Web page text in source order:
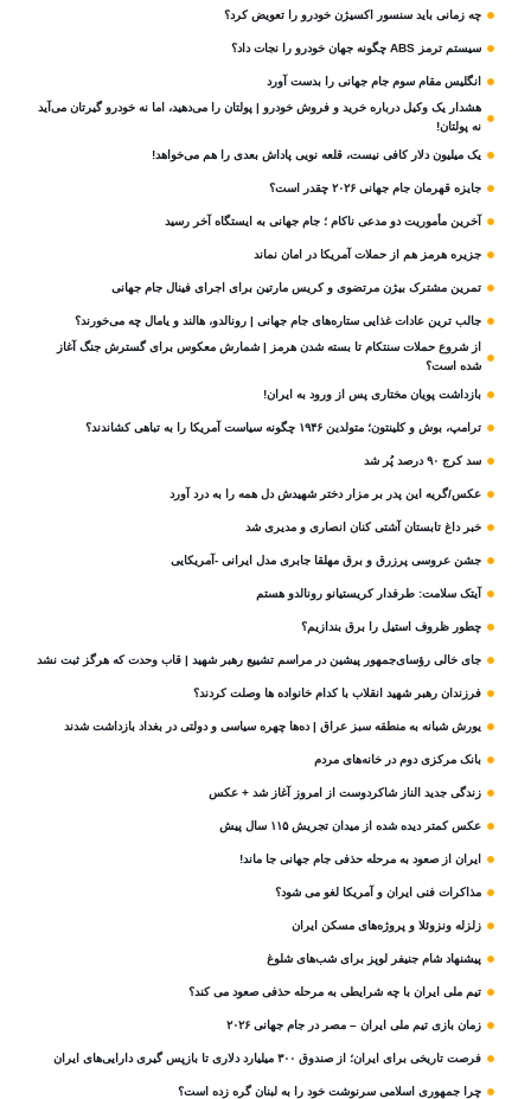
چه زمانی باید سنسور اکسیژن خودرو را تعویض کرد؟
سیستم ترمز ABS چگونه جهان خودرو را نجات داد؟
انگلیس مقام سوم جام‌ جهانی را بدست آورد
هشدار یک وکیل درباره خرید و فروش خودرو | پولتان را می‌دهید، اما نه خودرو گیرتان می‌آید
نه پولتان!
یک میلیون دلار کافی نیست، قلعه‌ نویی پاداش بعدی را هم می‌خواهد!
جایزه قهرمان جام جهانی ۲۰۲۶ چقدر است؟
آخرین مأموریت دو مدعی ناکام ؛ جام جهانی به ایستگاه آخر رسید
جزیره هرمز هم از حملات آمریکا در امان نماند
تمرین مشترک بیژن مرتضوی و کریس مارتین برای اجرای فینال جام جهانی
جالب ترین عادات غذایی ستاره‌های جام جهانی | رونالدو، هالند و یامال چه می‌خورند؟
از شروع حملات سنتکام تا بسته شدن هرمز | شمارش معکوس برای گسترش جنگ آغاز
شده است؟
بازداشت پویان مختاری پس از ورود به ایران!
ترامپ، بوش و کلینتون؛ متولدین ۱۹۴۶ چگونه سیاست آمریکا را به تباهی کشاندند؟
سد کرج ۹۰ درصد پُر شد
عکس/گریه این پدر بر مزار دختر شهیدش دل همه را به درد آورد
خبر داغ تابستان آشتی کنان انصاری و مدیری شد
جشن عروسی پرزرق و برق مهلقا جابری مدل ایرانی -آمریکایی
آیتک سلامت: طرفدار کریستیانو رونالدو هستم
چطور ظروف استیل را برق بندازیم؟
جای خالی رؤسای‌جمهور پیشین در مراسم تشییع رهبر شهید | قاب وحدت که هرگز ثبت نشد
فرزندان رهبر شهید انقلاب با کدام خانواده ها وصلت کردند؟
یورش شبانه به منطقه سبز عراق | ده‌ها چهره سیاسی و دولتی در بغداد بازداشت شدند
بانک مرکزی دوم در خانه‌های مردم
زندگی جدید الناز شاکردوست از امروز آغاز شد + عکس
عکس کمتر دیده شده از میدان تجریش ۱۱۵ سال پیش
ایران از صعود به مرحله حذفی جام جهانی جا ماند!
مذاکرات فنی ایران و آمریکا لغو می شود؟
زلزله ونزوئلا و پروژه‌های مسکن ایران
پیشنهاد شام جنیفر لوپز برای شب‌های شلوغ
تیم ملی ایران با چه شرایطی به مرحله حذفی صعود می کند؟
زمان بازی تیم ملی ایران – مصر در جام جهانی ۲۰۲۶
فرصت تاریخی برای ایران؛ از صندوق ۳۰۰ میلیارد دلاری تا بازپس گیری دارایی‌های ایران
چرا جمهوری اسلامی سرنوشت خود را به لبنان گره زده است؟